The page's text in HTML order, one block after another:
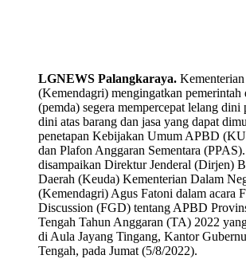
LGNEWS Palangkaraya.
(Kemendagri) mengingatkan pemerintah
(pemda) segera mempercepat lelang dini
dini atas barang dan jasa yang dapat
penetapan Kebijakan Umum APBD
dan Plafon Anggaran Sementara
disampaikan Direktur Jenderal (Dirjen)
Daerah (Keuda) Kementerian Dalam
(Kemendagri) Agus Fatoni dalam acara
Discussion (FGD) tentang APBD
Tengah Tahun Anggaran (TA) 2022
di Aula Jayang Tingang, Kantor
Tengah, pada Jumat (5/8/2022).